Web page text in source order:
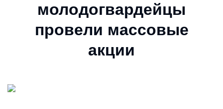
молодогвардейцы
провели массовые
акции